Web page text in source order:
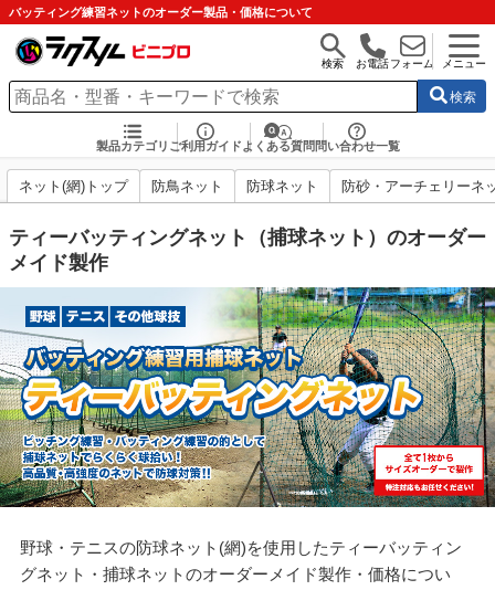
バッティング練習ネットのオーダー製品・価格について
検索 お電話フォーム メニュー
検索
製品カテゴリ ご利用ガイド よくある質問 問い合わせ一覧
ネット(網)トップ 防鳥ネット 防球ネット 防砂・アーチェリーネ
ティーバッティングネット（捕球ネット）のオーダー
メイド製作
野球・テニスの防球ネット(網)を使用したティーバッティン
グネット・捕球ネットのオーダーメイド製作・価格につい